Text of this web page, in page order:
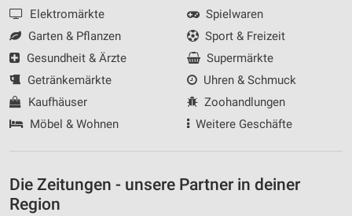
Elektromärkte
Garten & Pflanzen
Gesundheit & Ärzte
Getränkemärkte
Kaufhäuser
Möbel & Wohnen
Spielwaren
Sport & Freizeit
Supermärkte
Uhren & Schmuck
Zoohandlungen
Weitere Geschäfte
Die Zeitungen - unsere Partner in deiner
Region